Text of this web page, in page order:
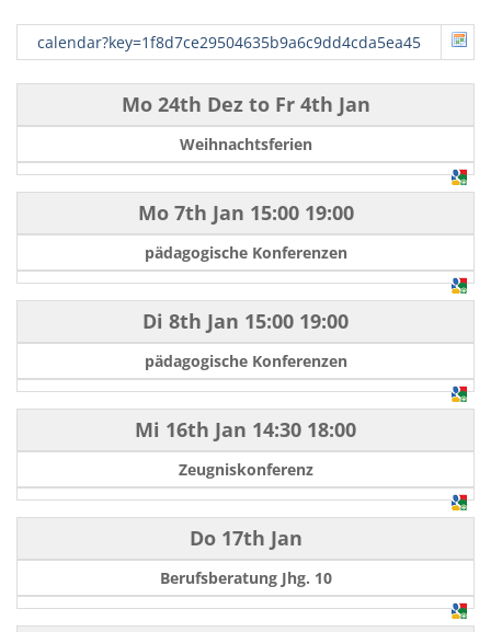
calendar?key=1f8d7ce29504635b9a6c9dd4cda5ea45
Mo 24th Dezto Fr 4th Jan
Weihnachtsferien
Mo 7th Jan 15:00 19:00
pädagogische Konferenzen
Di 8th Jan 15:00 19:00
pädagogische Konferenzen
Mi 16th Jan 14:30 18:00
Zeugniskonferenz
Do 17th Jan
Berufsberatung Jhg. 10